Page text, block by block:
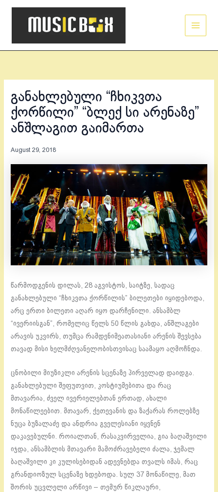
Skip
განახლებული “ჩხიკვთა
ქორწილი” “ბლექ სი არენაზე”
ანშლაგით გაიმართა
August 29, 2018
წარმოდგენის დილას, 28 აგვისტოს, საიტზე, სადაც
განახლებული “ჩხიკვთა ქორწილის” ბილეთები იყიდებოდა,
არც ერთი ბილეთი აღარ იყო დარჩენილი. ანსამბლ
“ივერიისგან”, რომელიც წელს 50 წლის გახდა, ანშლაგები
არავის უკვირს, თუმცა რამდენიმეათასიანი არენის შევსება
თავად მისი ხელმძღვანელობისთვისაც საამაყო აღმოჩნდა.
ცნობილი მიუზიკლი არენის სცენაზე პირველად დაიდგა.
განახლებული შეფუთვით, კოსტიუმებითა და რაც
მთავარია, ძველ ივერიელებთან ერთად, ახალი
მონაწილეებით. მთავარ, ქეთევანის და ზაქარას როლებზე
ნუცა ბუზალაძე და ანდრია გველესიანი იყვნენ
დაკავებულნი. როიალთან, რასაკვირველია, გია ბაღაშვილი
იჯდა, ანსამბლის მთავარი მამოძრავებელი ძალა, ჯემალ
ბაღაშვილი კი კულისებიდან ადევნებდა თვალს იმას, რაც
გრანდიოზულ სცენაზე ხდებოდა. სულ 37 მონაწილე, მათ
შორის უცვლელი არწივი – თემურ წიკლაური,